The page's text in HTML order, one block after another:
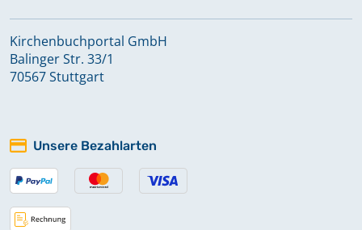
Kirchenbuchportal GmbH
Balinger Str. 33/1
70567 Stuttgart
Unsere Bezahlarten